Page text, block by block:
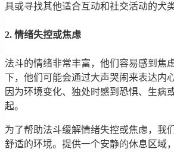
具或寻找其他适合互动和社交活动的犬
2. 情绪失控或焦虑
法斗的情绪非常丰富，他们容易感到焦
下，他们可能会通过大声哭闹来表达内
因为环境变化、独处时感到恐惧、生病
起。
为了帮助法斗缓解情绪失控或焦虑，我
舒适的环境。提供一个安静的休息区域